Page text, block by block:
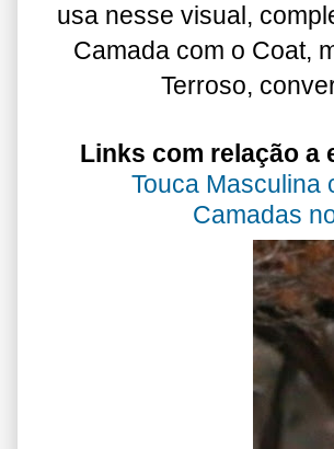
usa nesse visual,
Camada com o Coat,
Terroso,
Links com relação a
Touca Masculina
Camadas